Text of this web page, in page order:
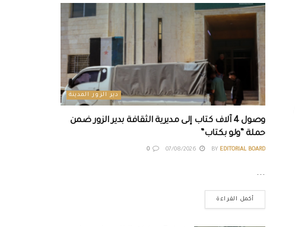
دير الزور المدينة
وصول 4 آلاف كتاب إلى مديرية الثقافة بدير الزور ضمن
حملة “ولو بكتاب”
BY EDITORIAL BOARD
0
...
أكمل القراءة